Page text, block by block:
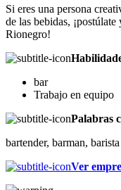
Si eres una persona
de las bebidas,
Rionegro!
bar
Trabajo en equipo
Palabras
bartender, barman, barista
Ver